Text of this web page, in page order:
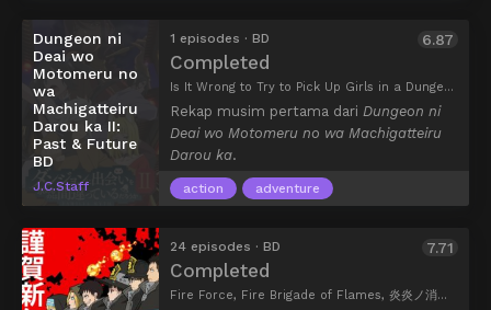
satunya anggota Hestia Familia. Dengan
bantuan pendukung demi-humannya
Liliruca Arde dan pandai besi yang
mendapatkan gelar Little Rookie dengan
menjadi petualang Orario yang tumbuh
Dungeon yang lebih dalam.
Dungeon ni Deai wo Motomeru no wa
petualangan Bell saat dia mencoba
untuk membawa kemuliaan bagi dewinya
dan melindungi orang-orang yang dia
Dungeon ni
Deai wo
Motomeru no
wa
Machigatteiru
Darou ka II:
Past & Future
BD
J.C.Staff
1 episodes · BD
Completed
Is It Wrong to Try to Pick Up Girls in a Dungeon? II: Past & Future, ダンジョンに出会いを求めるのは間違っているだろうか 過去と未来[パスト&フューチャー], DanMachi Recap, Dungeon ni Deai wo Motomeru no wa Machigatteiru Darou ka II Episode 0
6.87
Rekap musim pertama dari Dungeon ni
Deai wo Motomeru no wa Machigatteiru
Darou ka.
action adventure
24 episodes · BD
Completed
Fire Force, Fire Brigade of Flames, 炎炎ノ消防隊
7.71